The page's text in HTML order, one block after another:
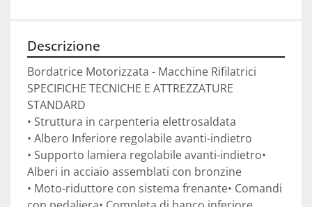
Descrizione
Bordatrice Motorizzata - Macchine Rifilatrici
SPECIFICHE TECNICHE E ATTREZZATURE
STANDARD
• Struttura in carpenteria elettrosaldata
• Albero Inferiore regolabile avanti-indietro
• Supporto lamiera regolabile avanti-indietro•
Alberi in acciaio assemblati con bronzine
• Moto-riduttore con sistema frenante• Comandi